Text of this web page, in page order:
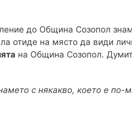
до Община Созопол
отиде на място да види
на Община Созопол.
с някакво, което е по-